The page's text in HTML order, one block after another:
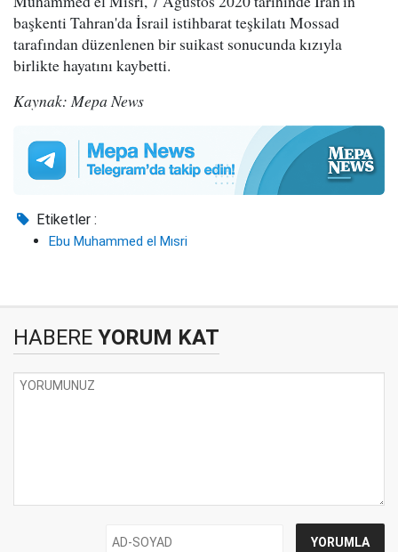
başkenti Tahran'da İsrail istihbarat teşkilatı Mossad
tarafından düzenlenen bir suikast sonucunda kızıyla
birlikte hayatını kaybetti.
Kaynak: Mepa News
Etiketler :
Ebu Muhammed el Mısri
HABERE YORUM KAT